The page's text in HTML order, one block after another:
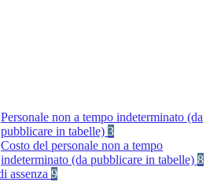
Personale non a tempo indeterminato (da
pubblicare in tabelle) 3
Costo del personale non a tempo
indeterminato (da pubblicare in tabelle) 8
assenza 9